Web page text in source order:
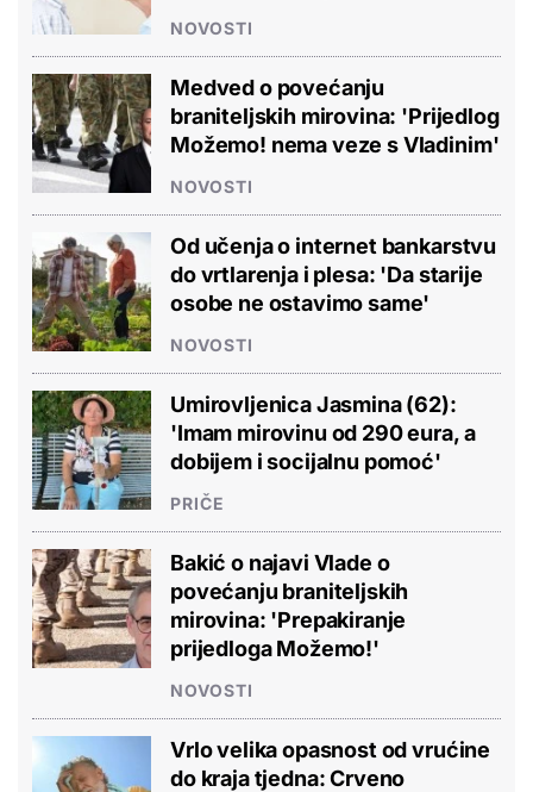
NOVOSTI
Medved o povećanju
braniteljskih mirovina: 'Prijedlog
Možemo! nema veze s Vladinim'
NOVOSTI
Od učenja o internet bankarstvu
do vrtlarenja i plesa: 'Da starije
osobe ne ostavimo same'
NOVOSTI
Umirovljenica Jasmina (62):
'Imam mirovinu od 290 eura, a
dobijem i socijalnu pomoć'
PRIČE
Bakić o najavi Vlade o
povećanju braniteljskih
mirovina: 'Prepakiranje
prijedloga Možemo!'
NOVOSTI
Vrlo velika opasnost od vrućine
do kraja tjedna: Crveno